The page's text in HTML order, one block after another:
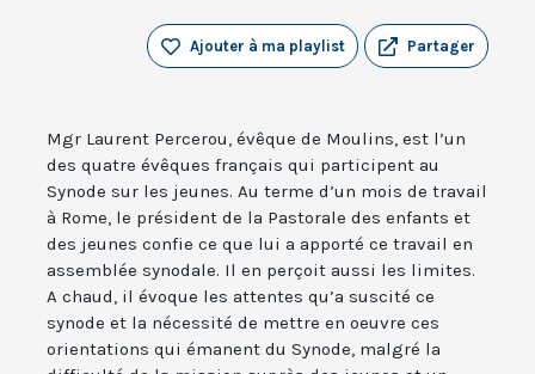
Partager
Ajouter à ma playlist
Mgr Laurent Percerou, évêque de Moulins, est l’un
des quatre évêques français qui participent au
Synode sur les jeunes. Au terme d’un mois de travail
à Rome, le président de la Pastorale des enfants et
des jeunes confie ce que lui a apporté ce travail en
assemblée synodale. Il en perçoit aussi les limites.
A chaud, il évoque les attentes qu’a suscité ce
synode et la nécessité de mettre en oeuvre ces
orientations qui émanent du Synode, malgré la